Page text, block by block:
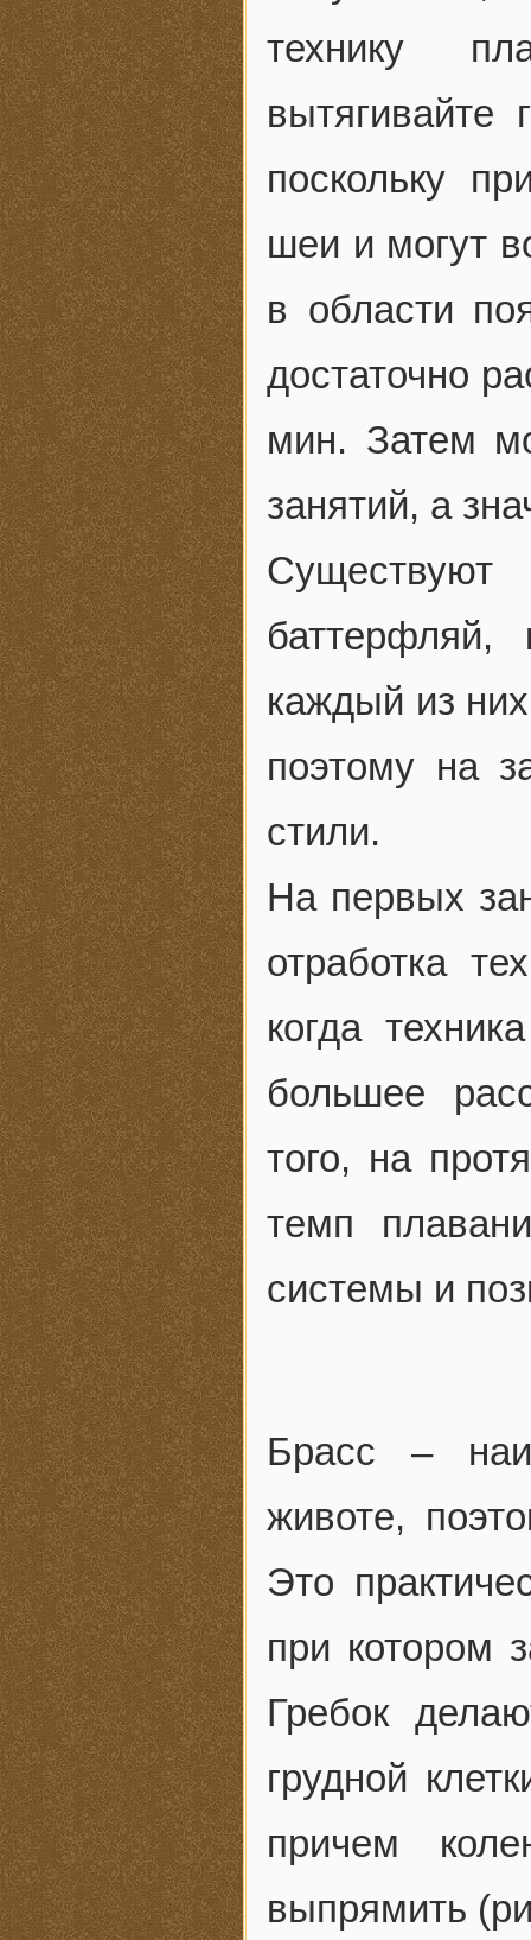
технику
поскольку
шеи и могут
в области
достаточно
мин. Затем
занятий, а
каждый из
поэтому на
стили.
На первых
отработка
когда
большее
того, на
темп
системы и
Брасс –
животе,
Это
при котором
Гребок
грудной
причем
выпрямить